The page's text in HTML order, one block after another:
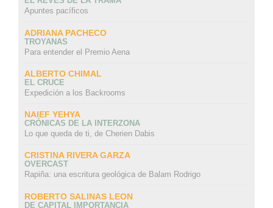
Apuntes pacíficos
ADRIANA PACHECO
TROYANAS
Para entender el Premio Aena
ALBERTO CHIMAL
EL CRUCE
Expedición a los Backrooms
NAIEF YEHYA
CRÓNICAS DE LA INTERZONA
Lo que queda de ti, de Cherien Dabis
CRISTINA RIVERA GARZA
OVERCAST
Rapiña: una escritura geológica de Balam Rodrigo
ROBERTO SALINAS LEON
DE CAPITAL IMPORTANCIA